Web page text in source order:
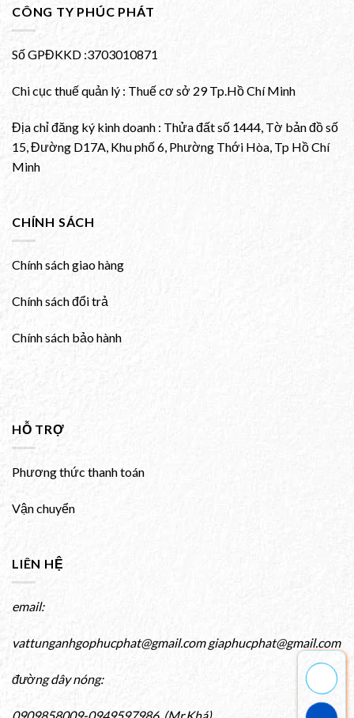
CÔNG TY PHÚC PHÁT
Số GPĐKKD :3703010871
Chi cục thuế quản lý : Thuế cơ sở 29 Tp.Hồ Chí Minh
Địa chỉ đăng ký kinh doanh : Thửa đất số 1444, Tờ bản đồ số
15, Đường D17A, Khu phố 6, Phường Thới Hòa, Tp Hồ Chí
Minh
CHÍNH SÁCH
Chính sách giao hàng
Chính sách đổi trả
Chính sách bảo hành
HỖ TRỢ
Phương thức thanh toán
Vận chuyển
LIÊN HỆ
email:
vattunganhgophucphat@gmail.com giaphucphat@gmail.com
đường dây nóng:
0909858009-0949597986 (Mr.Khá)